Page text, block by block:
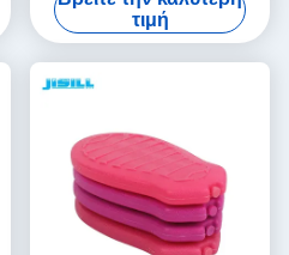
πάγου ευρέως κρατά το
κρύο δοχείο ψύξης
μπουκαλιών πηκτωμάτων
για το καλαθάκι με φαγητό
τιμή